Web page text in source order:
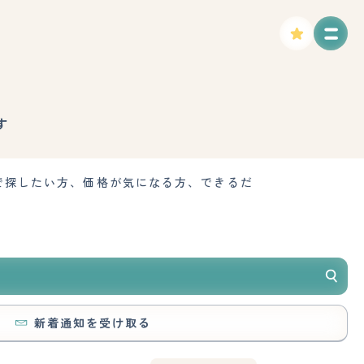
したい方、価格が気になる方、できるだ
新着通知を受け取る